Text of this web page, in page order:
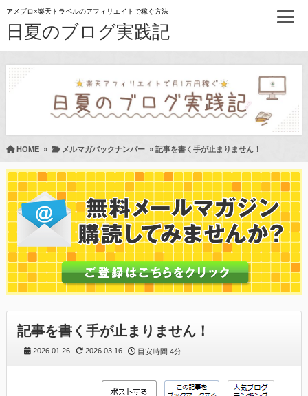
アメブロ×楽天トラベルのアフィリエイトで稼ぐ方法
日夏のブログ実践記
HOME» メルマガバックナンバー» 記事を書く手が止まりません！
記事を書く手が止まりません！
2026.01.26 2026.03.16 目安時間 4分